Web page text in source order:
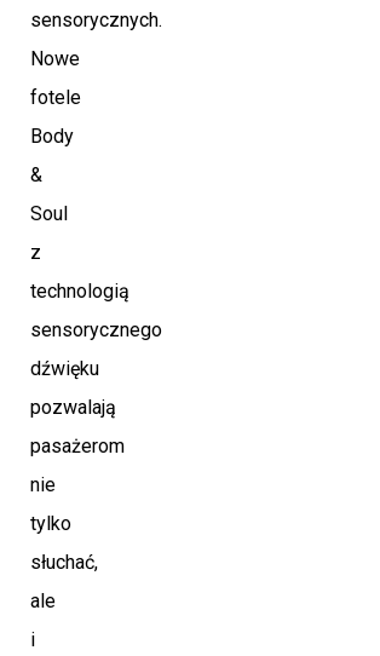
sensorycznych.
Nowe
fotele
Body
&
Soul
z
technologią
sensorycznego
dźwięku
pozwalają
pasażerom
nie
tylko
słuchać,
ale
i